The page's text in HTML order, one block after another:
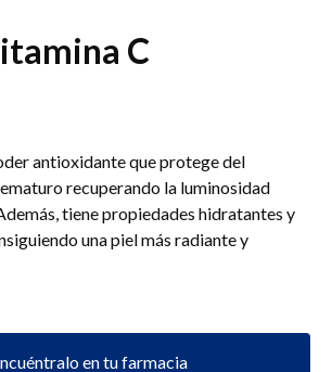
C
antioxidante que protege del
recuperando la luminosidad
tiene propiedades hidratantes y
una piel más radiante y
en tu farmacia